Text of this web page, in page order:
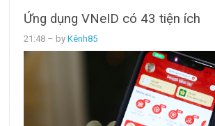
Ứng dụng VNeID có 43 tiện ích
21:48 – byKênh85